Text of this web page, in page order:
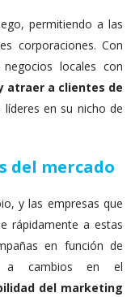
permitiendo a las
corporaciones. Con
locales con
atraer a clientes de
en su nicho de
del mercado
y las empresas que
rápidamente a estas
en función de
a cambios en el
del marketing